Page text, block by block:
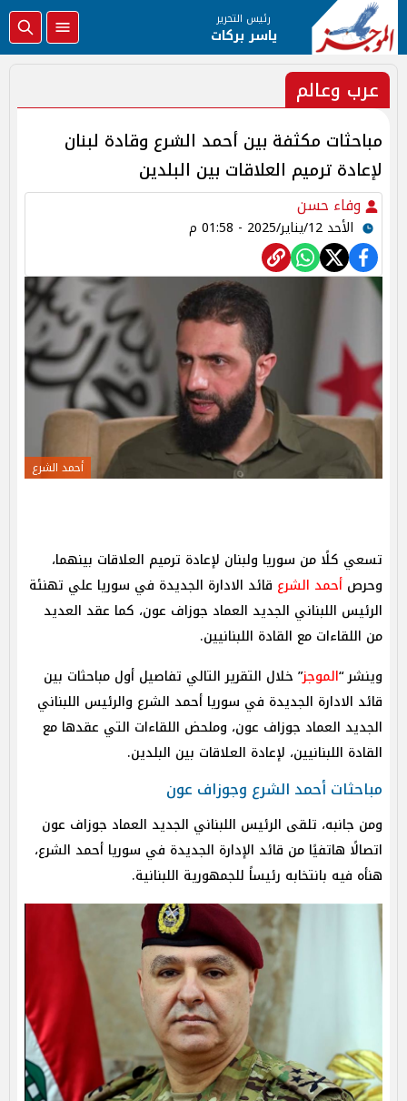
رئيس التحرير
ياسر بركات
عرب وعالم
مباحثات مكثفة بين أحمد الشرع وقادة لبنان
لإعادة ترميم العلاقات بين البلدين
وفاء حسن
الأحد 12/يناير/2025 - 01:58 م
أحمد الشرع
تسعي كلًا من سوريا ولبنان لإعادة ترميم العلاقات بينهما،
وحرص أحمد الشرع قائد الادارة الجديدة في سوريا علي تهنئة
الرئيس اللبناني الجديد العماد جوزاف عون، كما عقد العديد
من اللقاءات مع القادة اللبنانيين.
وينشر “الموجز” خلال التقرير التالي تفاصيل أول مباحثات بين
قائد الادارة الجديدة في سوريا أحمد الشرع والرئيس اللبناني
الجديد العماد جوزاف عون، وملحض اللقاءات التي عقدها مع
القادة اللبنانيين، لإعادة العلاقات بين البلدين.
مباحثات أحمد الشرع وجوزاف عون
ومن جانبه، تلقى الرئيس اللبناني الجديد العماد جوزاف عون
اتصالًا هاتفيًا من قائد الإدارة الجديدة في سوريا أحمد الشرع،
هنأه فيه بانتخابه رئيساً للجمهورية اللبنانية.